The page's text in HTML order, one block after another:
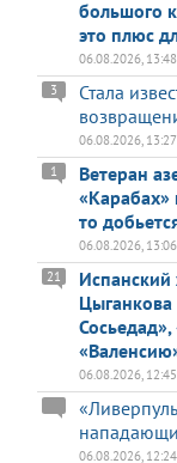
большого
это плюс
06.08.2026, 13:48
Стала
3
06.08.2026, 13:27
Ветеран
то
1
06.08.2026, 13:06
Испанский
Цыганкова
21
06.08.2026, 12:45
06.08.2026, 12:24